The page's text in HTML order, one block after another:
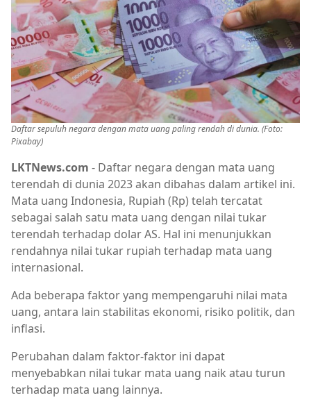
Daftar sepuluh negara dengan mata uang paling rendah di dunia. (Foto:
Pixabay)
LKTNews.com - Daftar negara dengan mata uang
terendah di dunia 2023 akan dibahas dalam artikel ini.
Mata uang Indonesia, Rupiah (Rp) telah tercatat
sebagai salah satu mata uang dengan nilai tukar
terendah terhadap dolar AS. Hal ini menunjukkan
rendahnya nilai tukar rupiah terhadap mata uang
internasional.
Ada beberapa faktor yang mempengaruhi nilai mata
uang, antara lain stabilitas ekonomi, risiko politik, dan
inflasi.
Perubahan dalam faktor-faktor ini dapat
menyebabkan nilai tukar mata uang naik atau turun
terhadap mata uang lainnya.